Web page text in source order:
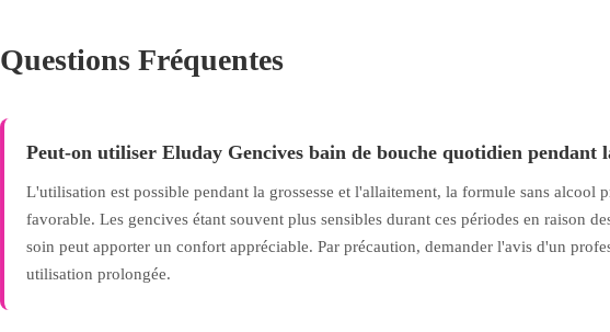
Questions Fréquentes
Peut-on utiliser Eluday Gencives bain de bouche quotidien pendant
L'utilisation est possible pendant la grossesse et l'allaitement, la formule sans alcool
favorable. Les gencives étant souvent plus sensibles durant ces périodes en raison
soin peut apporter un confort appréciable. Par précaution, demander l'avis d'un
utilisation prolongée.